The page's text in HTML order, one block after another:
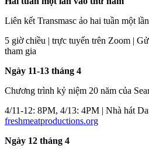
Liên kết Transmasc ảo hai tuần một lần
5 giờ chiều | trực tuyến trên Zoom |
tham gia
Ngày 11-13 tháng 4
Chương trình kỷ niệm 20 năm của
4/11-12: 8PM, 4/13: 4PM | Nhà hát
freshmeatproductions.org
Ngày 12 tháng 4